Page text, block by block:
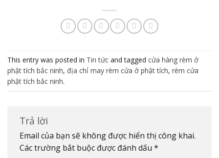
This entry was posted in Tin tức and tagged cửa hàng rèm ở
phật tích bắc ninh, địa chỉ may rèm cửa ở phật tích, rèm cửa
phật tích bắc ninh.
Trả lời
Email của bạn sẽ không được hiển thị công khai.
Các trường bắt buộc được đánh dấu *